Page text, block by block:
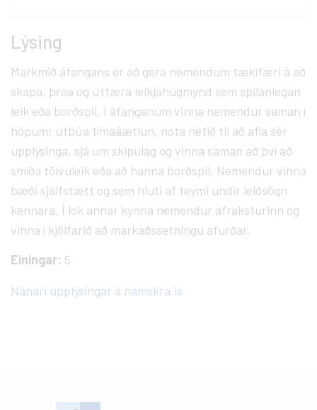
Lýsing
Markmið áfangans er að gera nemendum tækifæri á að
skapa, þróa og útfæra leikjahugmynd sem spilanlegan
leik eða borðspil. Í áfanganum vinna nemendur saman í
hópum; útbúa tímaáætlun, nota netið til að afla sér
upplýsinga, sjá um skipulag og vinna saman að því að
smíða tölvuleik eða að hanna borðspil. Nemendur vinna
bæði sjálfstætt og sem hluti af teymi undir leiðsögn
kennara. Í lok annar kynna nemendur afraksturinn og
vinna í kjölfarið að markaðssetningu afurðar.
Einingar: 5
Nánari upplýsingar á namskra.is